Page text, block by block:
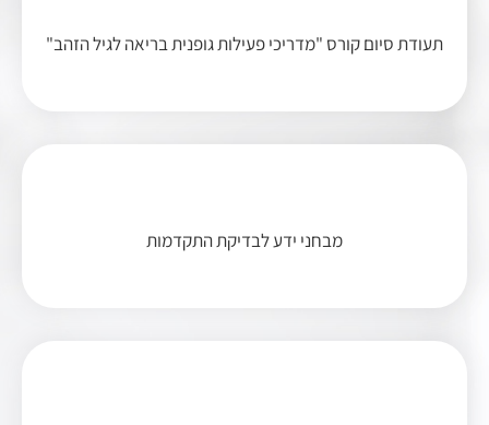
תעודת סיום קורס "מדריכי פעילות גופנית בריאה לגיל הזהב"
מבחני ידע לבדיקת התקדמות